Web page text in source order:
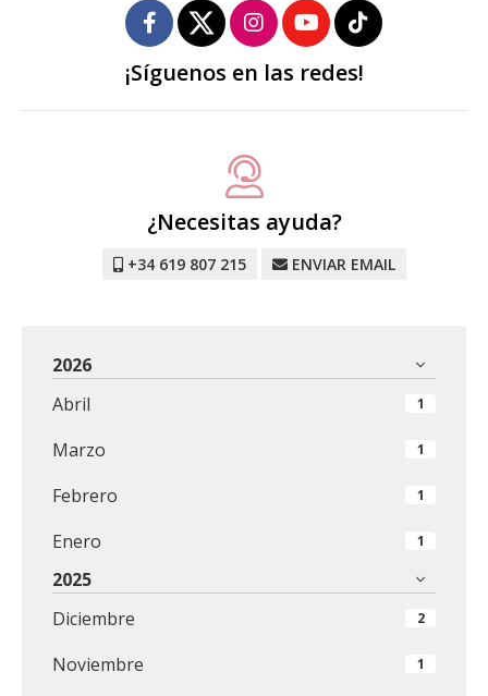
¡Síguenos en las redes!
¿Necesitas ayuda?
+34 619 807 215 ENVIAR EMAIL
2026
Abril
1
Marzo 1
Febrero 1
Enero 1
2025
Diciembre
2
Noviembre 1